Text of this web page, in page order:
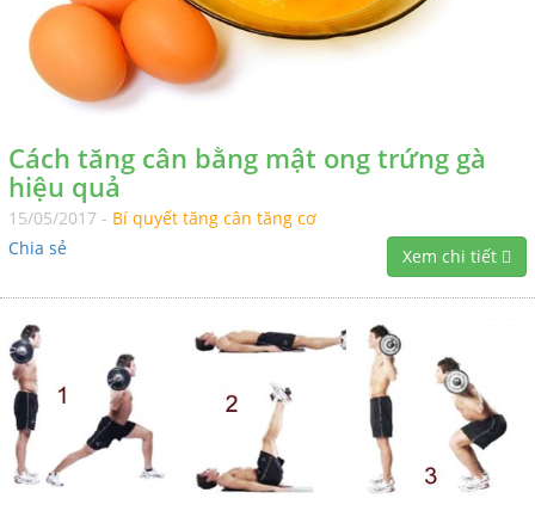
Cách tăng cân bằng mật ong trứng gà
hiệu quả
15/05/2017 - Bí quyết tăng cân tăng cơ
Xem chi tiết
Chia sẻ